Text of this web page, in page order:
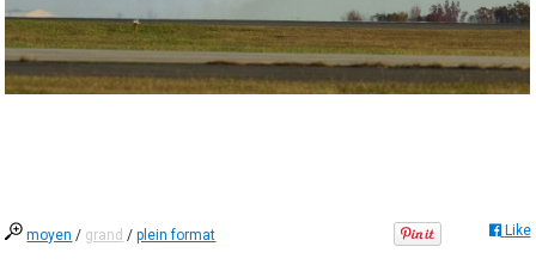
moyen / grand /plein format Like